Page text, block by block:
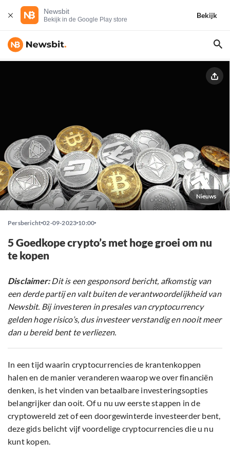
Newsbit
Bekijk in de Google Play store
Bekijk
Nieuws
Persbericht 02-09-2023 10:00
5 Goedkope crypto’s met hoge groei om nu
te kopen
Disclaimer:Dit is een gesponsord bericht, afkomstig van
een derde partij en valt buiten de verantwoordelijkheid van
Newsbit. Bij investeren in presales van cryptocurrency
gelden hoge risico’s, dus investeer verstandig en nooit meer
dan u bereid bent te verliezen.
In een tijd waarin cryptocurrencies de krantenkoppen
halen en de manier veranderen waarop we over financiën
denken, is het vinden van betaalbare investeringsopties
belangrijker dan ooit. Of u nu uw eerste stappen in de
cryptowereld zet of een doorgewinterde investeerder bent,
deze gids belicht vijf voordelige cryptocurrencies die u nu
kunt kopen.